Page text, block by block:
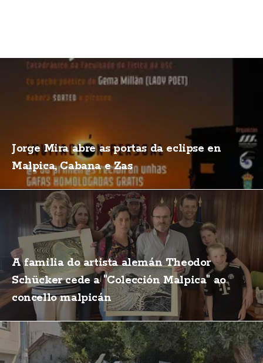
Jorge Mira abre as portas da eclipse en
Malpica, Cabana e Zas
A familia do artista alemán Theodor
Schücker cede a "Colección Malpica" ao
concello malpicán